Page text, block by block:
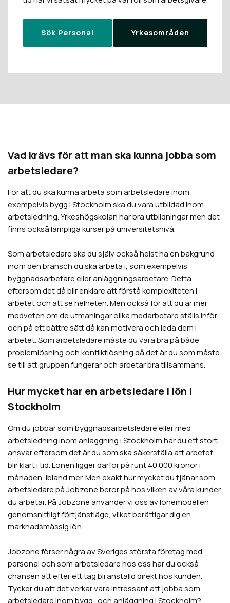
Sök Personal Yrkesområden
Vad krävs för att man ska kunna jobba som
arbetsledare?
För att du ska kunna arbeta som arbetsledare inom
exempelvis bygg i Stockholm ska du vara utbildad inom
arbetsledning. Yrkeshögskolan har bra utbildningar men det
finns också lämpliga kurser på universitetsnivå.
Som arbetsledare ska du själv också helst ha en bakgrund
inom den bransch du ska arbeta i, som exempelvis
byggnadsarbetare eller anläggningsarbetare. Detta
eftersom det då blir enklare att förstå komplexiteten i
arbetet och att se helheten. Men också för att du är mer
medveten om de utmaningar olika medarbetare ställs inför
och på ett bättre sätt då kan motivera och leda dem i
arbetet. Som arbetsledare måste du vara bra på både
problemlösning och konfliktlösning då det är du som måste
se till att gruppen fungerar och arbetar bra tillsammans.
Hur mycket har en arbetsledare i lön i
Stockholm
Om du jobbar som byggnadsarbetsledare eller med
arbetsledning inom anläggning i Stockholm har du ett stort
ansvar eftersom det är du som ska säkerställa att arbetet
blir klart i tid. Lönen ligger därför på runt 40 000 kronor i
månaden, ibland mer. Men exakt hur mycket du tjänar som
arbetsledare på Jobzone beror på hos vilken av våra kunder
du arbetar. På Jobzone använder vi oss av lönemodellen
genomsnittligt förtjänstläge, vilket berättigar dig en
marknadsmässig lön.
Jobzone förser några av Sveriges största företag med
personal och som arbetsledare hos oss har du också
chansen att efter ett tag bli anställd direkt hos kunden.
Tycker du att det verkar vara intressant att jobba som
arbetsledare inom bygg- och anläggning i Stockholm?